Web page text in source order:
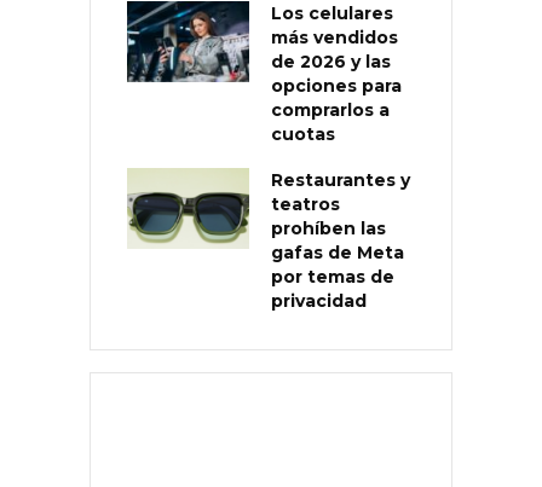
Los celulares
más vendidos
de 2026 y las
opciones para
comprarlos a
cuotas
Restaurantes y
teatros
prohíben las
gafas de Meta
por temas de
privacidad